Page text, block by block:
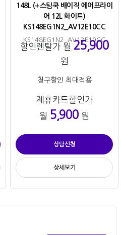
148L (+스팀쿡 배이직 에어프라이
어 12L 화이트)
KS148EG1N2_AV12E10CC
KS148EG1N2_AV12E10CC
할인렌탈가 월 25,900
원
청구할인 최대적용
제휴카드할인가
월 5,900 원
상담신청
상세보기